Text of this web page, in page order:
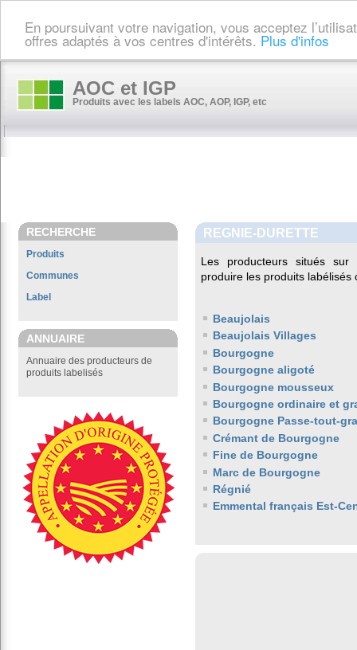
En poursuivant votre navigation, vous acceptez
offres adaptés à vos centres d'intérêts. Plus d'infos
AOC et IGP
Produits avec les labels AOC, AOP, IGP, etc
RECHERCHE
Produits
Communes
Label
ANNUAIRE
Annuaire des producteurs de
produits labelisés
REGNIE-DURETTE
Les producteurs situés
produire les produits labélisés
Beaujolais
Beaujolais Villages
Bourgogne
Bourgogne aligoté
Bourgogne mousseux
Bourgogne ordinaire et
Bourgogne Passe-tout-
Crémant de Bourgogne
Fine de Bourgogne
Marc de Bourgogne
Régnié
Emmental français Est-